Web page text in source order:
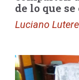
de lo que se
Luciano